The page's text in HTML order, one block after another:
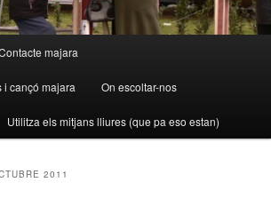
majara
i cançó majara On escoltar-nos
Utilitza els mitjans lliures (que pa eso estan)
2011